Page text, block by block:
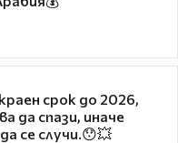
срок до 2026,
да спази, иначе
се случи.😯💥